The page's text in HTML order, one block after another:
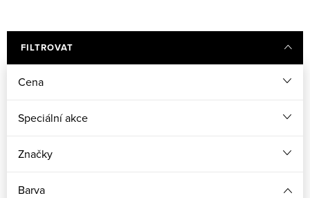
Žluté šaty pro družičky
FILTROVAT
Cena
Speciální akce
Značky
Barva